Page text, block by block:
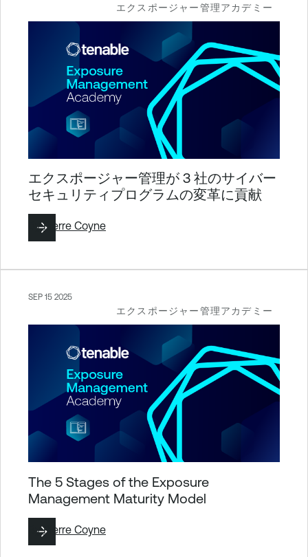
エクスポージャー管理アカデミー
エクスポージャー管理が 3 社のサイバー
セキュリティプログラムの変革に貢献
ByPierre Coyne
エクスポージャー管理アカデミー
SEP 15 2025
The 5 Stages of the Exposure
Management Maturity Model
ByPierre Coyne